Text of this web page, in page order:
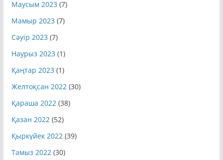
Маусым 2023 (7)
Мамыр 2023 (7)
Сәуір 2023 (7)
Наурыз 2023 (1)
Қаңтар 2023 (1)
Желтоқсан 2022(30)
Қараша 2022(38)
Қазан 2022(52)
Қыркүйек 2022(39)
Тамыз 2022(30)